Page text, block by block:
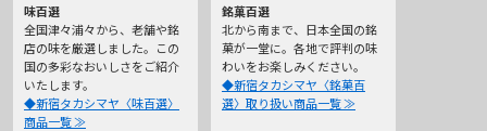
味百選
全国津々浦々から、老舗や銘
店の味を厳選しました。この
国の多彩なおいしさをご紹介
いたします。
◆新宿タカシマヤ〈味百選〉
商品一覧 ≫
銘菓百選
北から南まで、日本全国の銘
菓が一堂に。各地で評判の味
わいをお楽しみください。
◆新宿タカシマヤ〈銘菓百
選〉取り扱い商品一覧 ≫